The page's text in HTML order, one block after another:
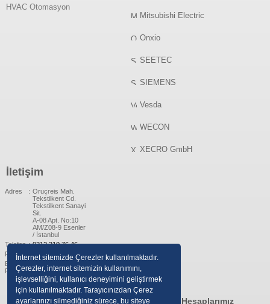
İnternet sitemizde Çerezler kullanılmaktadır.
Çerezler, internet sitemizin kullanımını,
işlevselliğini, kullanıcı deneyimini geliştirmek
için kullanılmaktadır. Tarayıcınızdan Çerez
ayarlarınızı silmediğiniz sürece, bu siteye
HVAC Otomasyon
Mitsubishi Electric
Onxio
SEETEC
SIEMENS
Vesda
WECON
XECRO GmbH
İletişim
Adres : Oruçreis Mah.
Tekstilkent Cd.
Tekstilkent Sanayi
Sit.
A-08 Apt. No:10
AM/Z08-9 Esenler
/ İstanbul
Telefon : 0212 210 76 46
Fax
0212 220 50 45
E-
Posta
info@dacel.com.tr
Sosyal Medya Hesaplarımız